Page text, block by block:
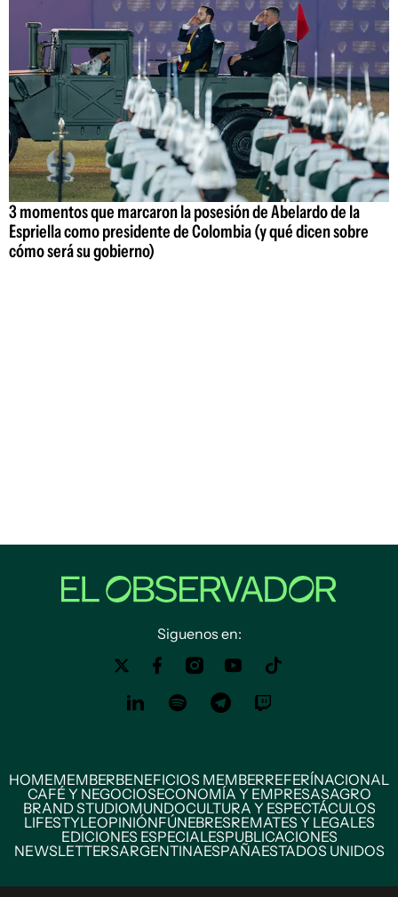
3 momentos que marcaron la posesión de Abelardo de la
Espriella como presidente de Colombia (y qué dicen sobre
cómo será su gobierno)
Siguenos en:
HOMEMEMBERBENEFICIOS MEMBERREFERÍNACIONAL
CAFÉ Y NEGOCIOSECONOMÍA Y EMPRESASAGRO
BRAND STUDIOMUNDOCULTURA Y ESPECTÁCULOS
LIFESTYLEOPINIÓNFÚNEBRESREMATES Y LEGALES
EDICIONES ESPECIALESPUBLICACIONES
NEWSLETTERSARGENTINAESPAÑAESTADOS UNIDOS